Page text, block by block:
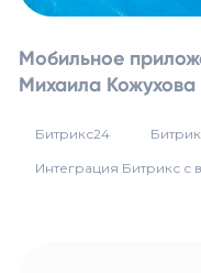
Мобильное
Михаила Кожухова
Битрикс24
Интеграция Битрикс с